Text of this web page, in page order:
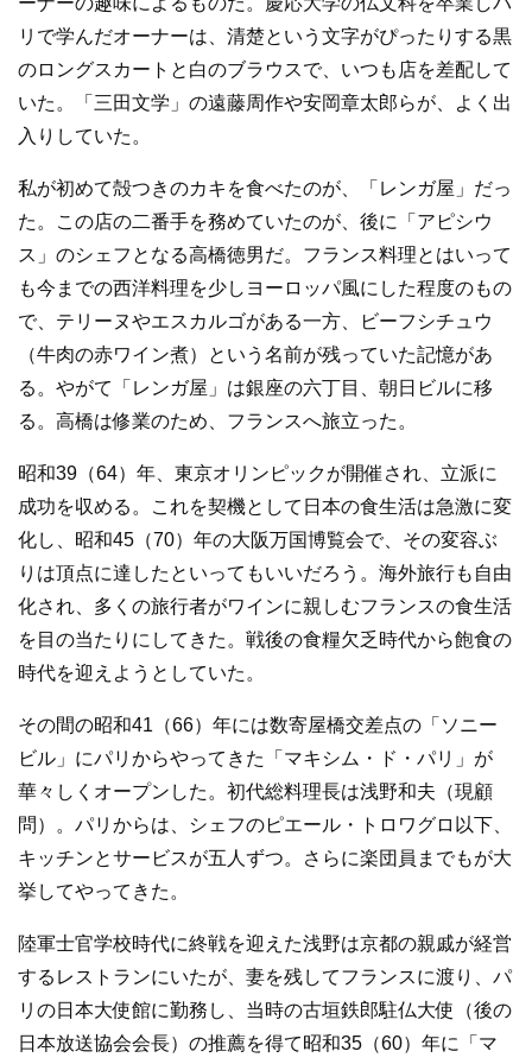
リで学んだオーナーは、清楚という文字がぴったりする黒
のロングスカートと白のブラウスで、いつも店を差配して
いた。「三田文学」の遠藤周作や安岡章太郎らが、よく出
入りしていた。
私が初めて殻つきのカキを食べたのが、「レンガ屋」だっ
た。この店の二番手を務めていたのが、後に「アピシウ
ス」のシェフとなる高橋徳男だ。フランス料理とはいって
も今までの西洋料理を少しヨーロッパ風にした程度のもの
で、テリーヌやエスカルゴがある一方、ビーフシチュウ
（牛肉の赤ワイン煮）という名前が残っていた記憶があ
る。やがて「レンガ屋」は銀座の六丁目、朝日ビルに移
る。高橋は修業のため、フランスへ旅立った。
昭和39（64）年、東京オリンピックが開催され、立派に
成功を収める。これを契機として日本の食生活は急激に変
化し、昭和45（70）年の大阪万国博覧会で、その変容ぶ
りは頂点に達したといってもいいだろう。海外旅行も自由
化され、多くの旅行者がワインに親しむフランスの食生活
を目の当たりにしてきた。戦後の食糧欠乏時代から飽食の
時代を迎えようとしていた。
その間の昭和41（66）年には数寄屋橋交差点の「ソニー
ビル」にパリからやってきた「マキシム・ド・パリ」が
華々しくオープンした。初代総料理長は浅野和夫（現顧
問）。パリからは、シェフのピエール・トロワグロ以下、
キッチンとサービスが五人ずつ。さらに楽団員までもが大
挙してやってきた。
陸軍士官学校時代に終戦を迎えた浅野は京都の親戚が経営
するレストランにいたが、妻を残してフランスに渡り、パ
リの日本大使館に勤務し、当時の古垣鉄郎駐仏大使（後の
日本放送協会会長）の推薦を得て昭和35（60）年に「マ